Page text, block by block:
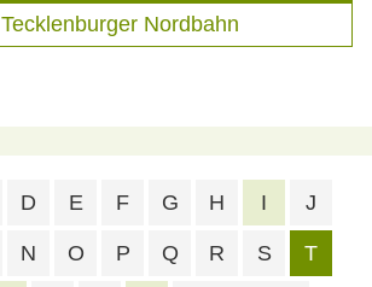
Tecklenburger Nordbahn
D E F G H I J
N O P Q R S T